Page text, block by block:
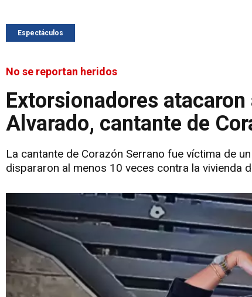
Espectáculos
No se reportan heridos
Extorsionadores
Alvarado, cantante de
La cantante de Corazón Serrano fue víctima de
dispararon al menos 10 veces contra la vivienda